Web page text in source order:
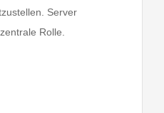
Server
Rolle.